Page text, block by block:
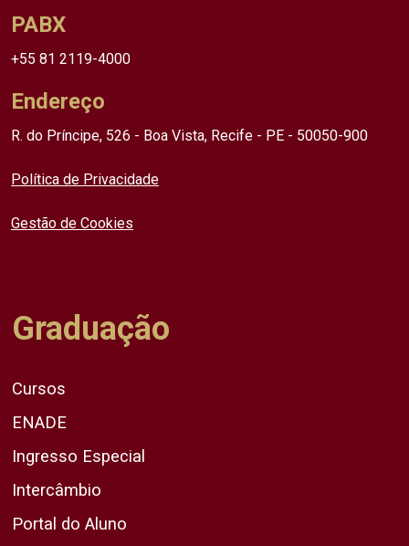
PABX
+55 81 2119-4000
Endereço
R. do Príncipe, 526 - Boa Vista, Recife - PE - 50050-900
Política de Privacidade
Gestão de Cookies
Graduação
Cursos
ENADE
Ingresso Especial
Intercâmbio
Portal do Aluno